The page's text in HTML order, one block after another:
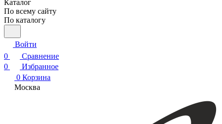
Каталог
По всему сайту
По каталогу
Войти
0
Сравнение
0
Избранное
0 Корзина
Москва